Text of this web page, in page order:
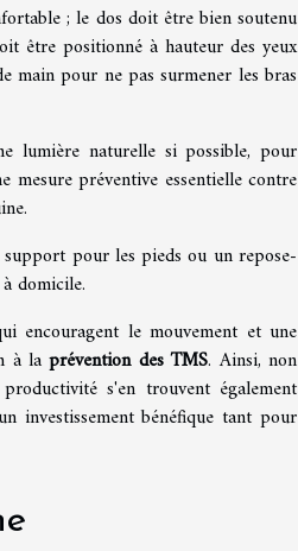
; le dos doit être bien soutenu
être positionné à hauteur des yeux
main pour ne pas surmener les bras
lumière naturelle si possible, pour
mesure préventive essentielle contre
pour les pieds ou un repose-
domicile.
encouragent le mouvement et une
à laprévention des TMS. Ainsi, non
s'en trouvent également
investissement bénéfique tant pour